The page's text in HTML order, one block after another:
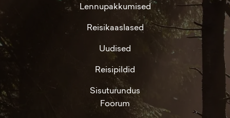
Lennupakkumised
Reisikaaslased
Uudised
Reisipildid
Sisuturundus
Foorum